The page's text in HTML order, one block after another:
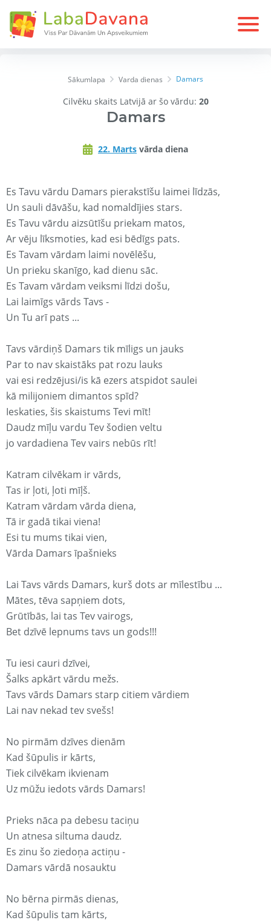
Sākumlapa Varda dienas Damars
Cilvēku skaits Latvijā ar šo vārdu: 20
Damars
22. Marts vārda diena
Es Tavu vārdu Damars pierakstīšu laimei līdzās,
Un sauli dāvāšu, kad nomaldījies stars.
Es Tavu vārdu aizsūtīšu priekam matos,
Ar vēju līksmoties, kad esi bēdīgs pats.
Es Tavam vārdam laimi novēlēšu,
Un prieku skanīgo, kad dienu sāc.
Es Tavam vārdam veiksmi līdzi došu,
Lai laimīgs vārds Tavs -
Un Tu arī pats ...
Tavs vārdiņš Damars tik mīligs un jauks
Par to nav skaistāks pat rozu lauks
vai esi redzējusi/is kā ezers atspidot saulei
kā milijoniem dimantos spīd?
Ieskaties, šis skaistums Tevi mīt!
Daudz mīļu vardu Tev šodien veltu
jo vardadiena Tev vairs nebūs rīt!
Katram cilvēkam ir vārds,
Tas ir ļoti, ļoti mīļš.
Katram vārdam vārda diena,
Tā ir gadā tikai viena!
Esi tu mums tikai vien,
Vārda Damars īpašnieks
Lai Tavs vārds Damars, kurš dots ar mīlestību ...
Mātes, tēva sapņiem dots,
Grūtībās, lai tas Tev vairogs,
Bet dzīvē lepnums tavs un gods!!!
Tu iesi cauri dzīvei,
Šalks apkārt vārdu mežs.
Tavs vārds Damars starp citiem vārdiem
Lai nav nekad tev svešs!
No pirmām dzīves dienām
Kad šūpulis ir kārts,
Tiek cilvēkam ikvienam
Uz mūžu iedots vārds Damars!
Prieks nāca pa debesu taciņu
Un atnesa siltuma daudz.
Es zinu šo ziedoņa actiņu -
Damars vārdā nosauktu
No bērna pirmās dienas,
Kad šūpulis tam kārts,